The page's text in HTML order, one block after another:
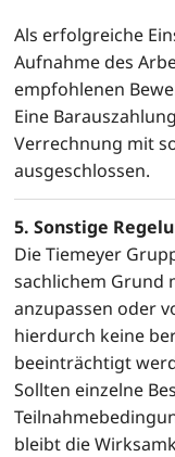
Als erfolgreiche
Aufnahme des
empfohlenen
Eine
Verrechnung mit
ausgeschlossen.
5. Sonstige
Die Tiemeyer
sachlichem Grund
anzupassen oder
hierdurch keine
beeinträchtigt
Sollten einzelne
bleibt die